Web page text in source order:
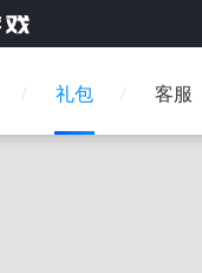
礼包 客服